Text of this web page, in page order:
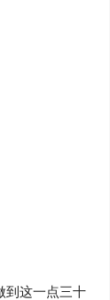
到这一点三十